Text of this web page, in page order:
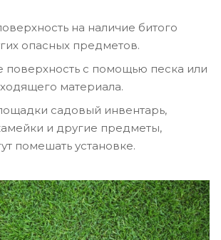
на наличие битого
опасных предметов.
поверхность с помощью песка или
материала.
садовый инвентарь,
и другие предметы,
помешать установке.